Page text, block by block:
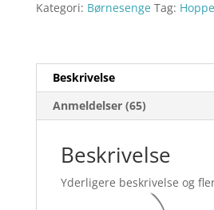
Kategori: Børnesenge Tag:
Beskrivelse
Anmeldelser (65)
Beskrivelse
Yderligere beskrivelse og